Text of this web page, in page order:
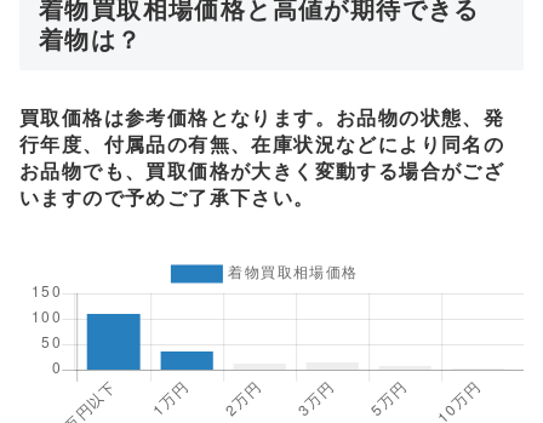
着物買取相場価格と高値が期待できる
着物は？
買取価格は参考価格となります。お品物の状態、発
行年度、付属品の有無、在庫状況などにより同名の
お品物でも、買取価格が大きく変動する場合がござ
いますので予めご了承下さい。